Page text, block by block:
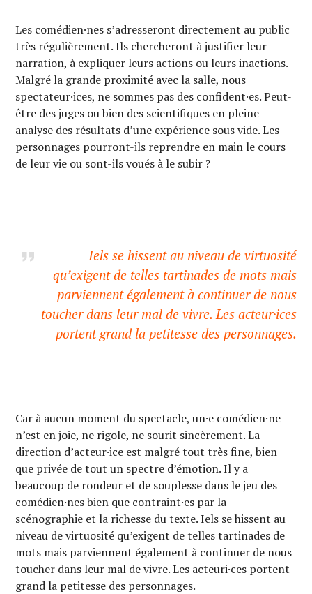
Les comédien·nes s’adresseront directement au public
très régulièrement. Ils chercheront à justifier leur
narration, à expliquer leurs actions ou leurs inactions.
Malgré la grande proximité avec la salle, nous
spectateur·ices, ne sommes pas des confident·es. Peut-
être des juges ou bien des scientifiques en pleine
analyse des résultats d’une expérience sous vide. Les
personnages pourront-ils reprendre en main le cours
de leur vie ou sont-ils voués à le subir ?
Iels se hissent au niveau de virtuosité
qu’exigent de telles tartinades de mots mais
parviennent également à continuer de nous
toucher dans leur mal de vivre. Les acteur·ices
portent grand la petitesse des personnages.
Car à aucun moment du spectacle, un·e comédien·ne
n’est en joie, ne rigole, ne sourit sincèrement. La
direction d’acteur·ice est malgré tout très fine, bien
que privée de tout un spectre d’émotion. Il y a
beaucoup de rondeur et de souplesse dans le jeu des
comédien·nes bien que contraint·es par la
scénographie et la richesse du texte. Iels se hissent au
niveau de virtuosité qu’exigent de telles tartinades de
mots mais parviennent également à continuer de nous
toucher dans leur mal de vivre. Les acteuri·ces portent
grand la petitesse des personnages.